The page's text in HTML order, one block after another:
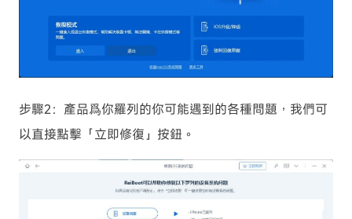
步驟2：產品爲你羅列的你可能遇到的各種問題，我們可
以直接點擊「立即修復」按鈕。